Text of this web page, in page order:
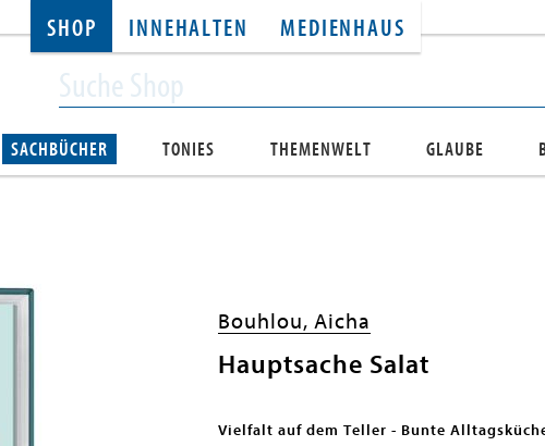
SHOP INNEHALTEN MEDIENHAUS
SACHBÜCHER TONIES THEMENWELT GLAUBE
Bouhlou, Aicha
Hauptsache Salat
Vielfalt auf dem Teller - Bunte